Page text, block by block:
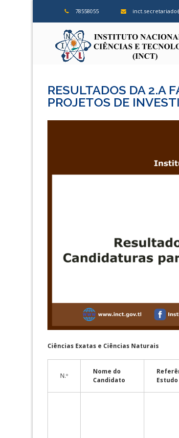
content
78558055
RESULTADOS DA 2.A
PROJETOS DE
Ciências Exatas e Ciências Naturais
N.º
Nome do
Candidato
Estudo